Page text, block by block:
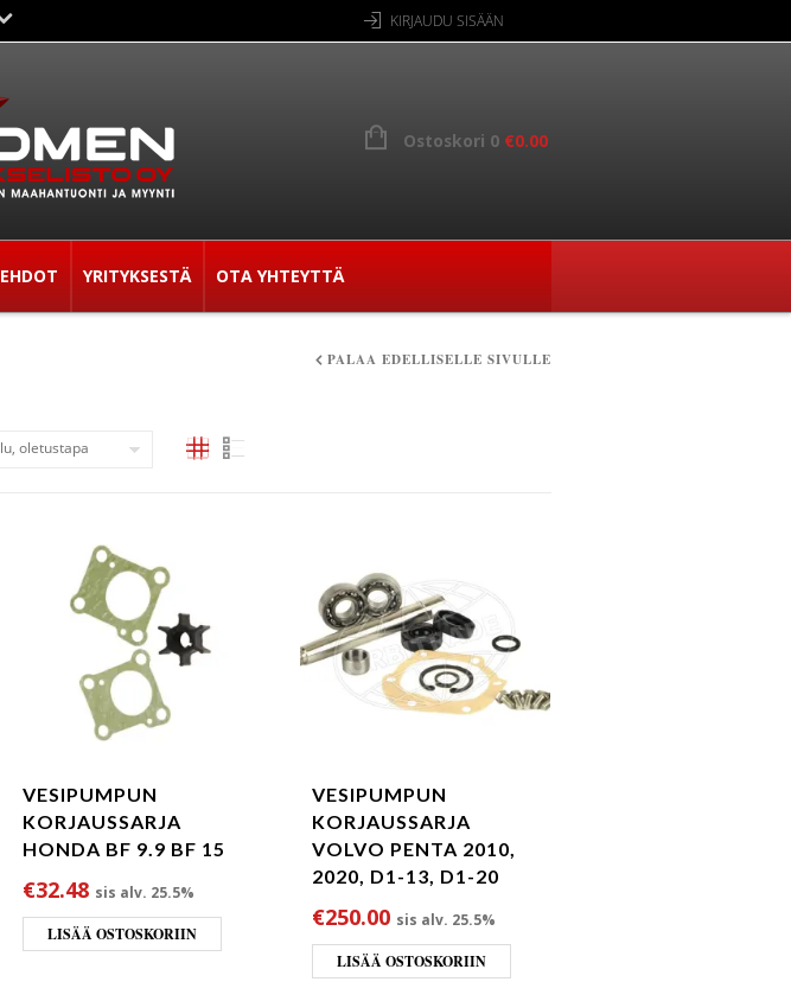
KIRJAUDU SISÄÄN
Ostoskori 0 €0.00
EHDOT YRITYKSESTÄ OTA YHTEYTTÄ
PALAA EDELLISELLE SIVULLE
VESIPUMPUN
KORJAUSSARJA
HONDA BF 9.9 BF 15
€32.48 sis alv. 25.5%
LISÄÄ OSTOSKORIIN
VESIPUMPUN
KORJAUSSARJA
VOLVO PENTA 2010,
2020, D1-13, D1-20
€250.00 sis alv. 25.5%
LISÄÄ OSTOSKORIIN